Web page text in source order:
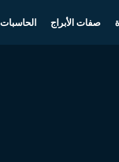
صفات الأبراج الحاسبات